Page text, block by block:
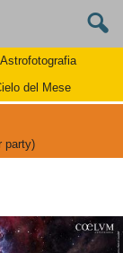
Astrofotografia
del Mese
party)